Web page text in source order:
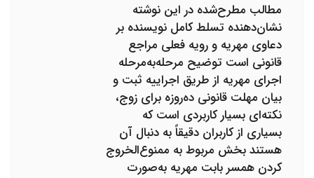
مطالب مطرح‌شده در این نوشته
نشان‌دهنده تسلط کامل نویسنده بر
دعاوی مهریه و رویه فعلی مراجع
قانونی است توضیح مرحله‌به‌مرحله
اجرای مهریه از طریق اجراییه ثبت و
بیان مهلت قانونی ده‌روزه برای زوج،
نکته‌ای بسیار کاربردی است که
بسیاری از کاربران دقیقاً به دنبال آن
هستند بخش مربوط به ممنوع‌الخروج
کردن همسر بابت مهریه به‌صورت